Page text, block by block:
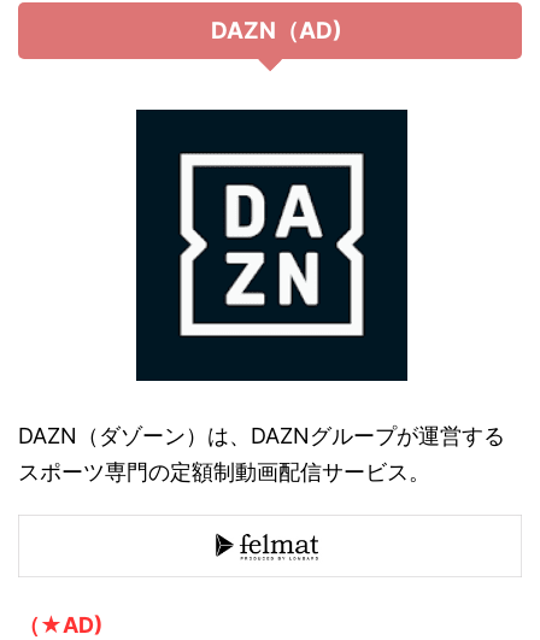
DAZN（AD)
DAZN（ダゾーン）は、DAZNグループが運営する
スポーツ専門の定額制動画配信サービス。
（★AD)